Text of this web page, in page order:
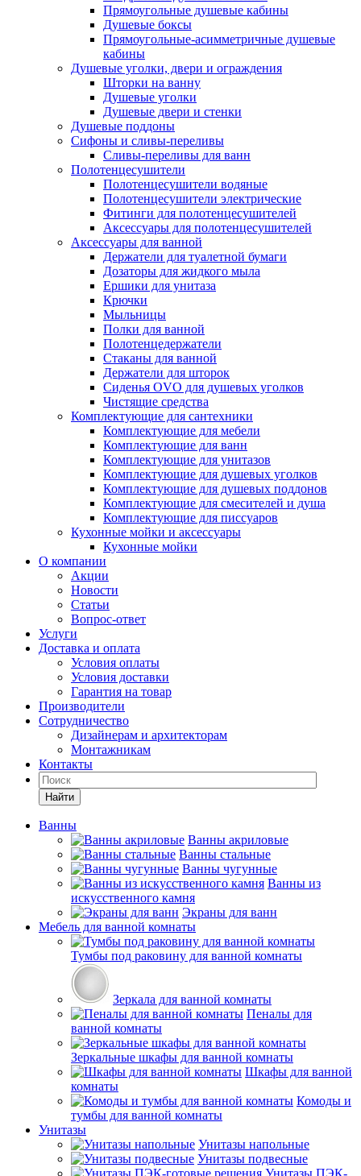
Прямоугольные душевые кабины
Душевые боксы
Прямоугольные-асимметричные душевые
кабины
Душевые уголки, двери и ограждения
Шторки на ванну
Душевые уголки
Душевые двери и стенки
Душевые поддоны
Сифоны и сливы-переливы
Сливы-переливы для ванн
Полотенцесушители
Полотенцесушители водяные
Полотенцесушители электрические
Фитинги для полотенцесушителей
Аксессуары для полотенцесушителей
Аксессуары для ванной
Держатели для туалетной бумаги
Дозаторы для жидкого мыла
Ершики для унитаза
Крючки
Мыльницы
Полки для ванной
Полотенцедержатели
Стаканы для ванной
Держатели для шторок
Сиденья OVO для душевых уголков
Чистящие средства
Комплектующие для сантехники
Комплектующие для мебели
Комплектующие для ванн
Комплектующие для унитазов
Комплектующие для душевых уголков
Комплектующие для душевых поддонов
Комплектующие для смесителей и душа
Комплектующие для писсуаров
Кухонные мойки и аксессуары
Кухонные мойки
О компании
Акции
Новости
Статьи
Вопрос-ответ
Услуги
Доставка и оплата
Условия оплаты
Условия доставки
Гарантия на товар
Производители
Сотрудничество
Дизайнерам и архитекторам
Монтажникам
Контакты
Найти
Ванны
Ванны акриловые
Ванны стальные
Ванны чугунные
Ванны из
искусственного камня
Экраны для ванн
Мебель для ванной комнаты
Тумбы под раковину для ванной комнаты
Зеркала для ванной комнаты
Пеналы для
ванной комнаты
Зеркальные шкафы для ванной комнаты
Шкафы для ванной
комнаты
Комоды и
тумбы для ванной комнаты
Унитазы
Унитазы напольные
Унитазы подвесные
Унитазы ПЭК-